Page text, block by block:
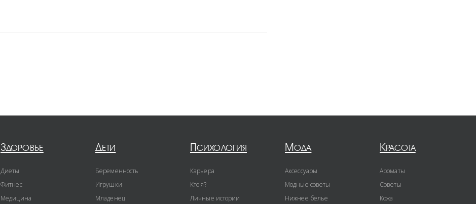
Здоровье
Диеты
Фитнес
Медицина
Дети
Беременность
Игрушки
Младенец
Психология
Карьера
Кто я?
Личные истории
Мода
Аксессуары
Модные советы
Нижнее белье
Красота
Ароматы
Советы
Кожа